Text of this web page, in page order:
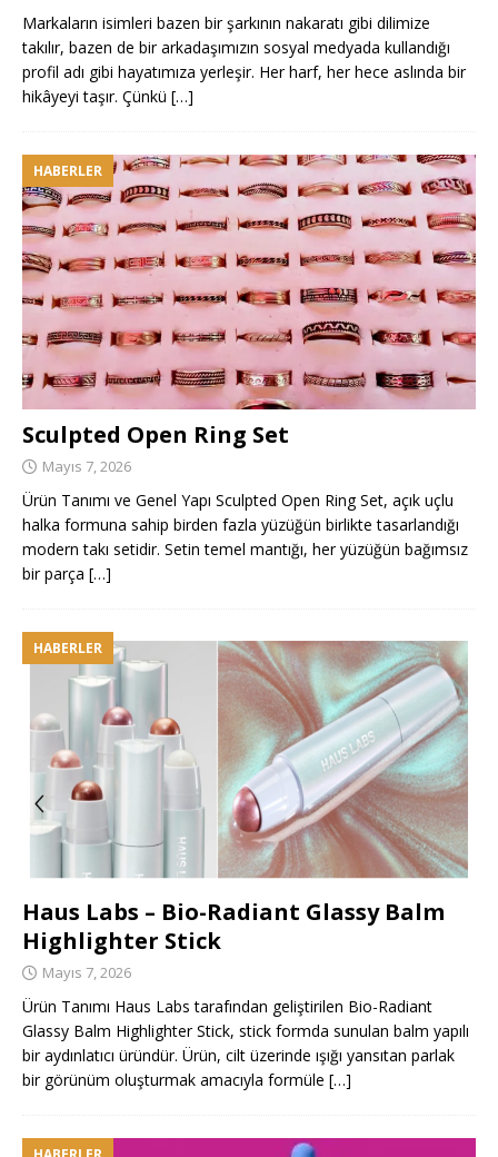
Markaların isimleri bazen bir şarkının nakaratı gibi dilimize
takılır, bazen de bir arkadaşımızın sosyal medyada kullandığı
profil adı gibi hayatımıza yerleşir. Her harf, her hece aslında bir
hikâyeyi taşır. Çünkü […]
HABERLER
Sculpted Open Ring Set
Mayıs 7, 2026
Ürün Tanımı ve Genel Yapı Sculpted Open Ring Set, açık uçlu
halka formuna sahip birden fazla yüzüğün birlikte tasarlandığı
modern takı setidir. Setin temel mantığı, her yüzüğün bağımsız
bir parça […]
HABERLER
Haus Labs – Bio-Radiant Glassy Balm
Highlighter Stick
Mayıs 7, 2026
Ürün Tanımı Haus Labs tarafından geliştirilen Bio-Radiant
Glassy Balm Highlighter Stick, stick formda sunulan balm yapılı
bir aydınlatıcı üründür. Ürün, cilt üzerinde ışığı yansıtan parlak
bir görünüm oluşturmak amacıyla formüle […]